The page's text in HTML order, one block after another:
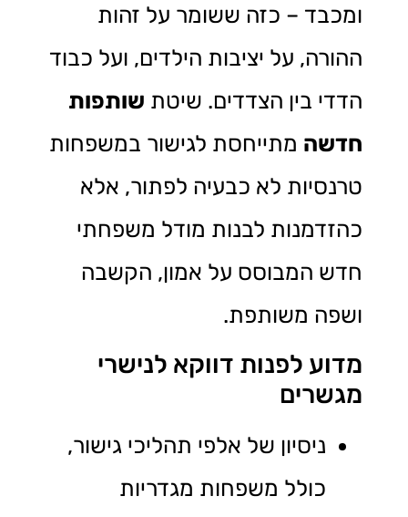
ומכבד – כזה ששומר על זהות
ההורה, על יציבות הילדים, ועל כבוד
הדדי בין הצדדים. שיטת שותפות
חדשה מתייחסת לגישור במשפחות
טרנסיות לא כבעיה לפתור, אלא
כהזדמנות לבנות מודל משפחתי
חדש המבוסס על אמון, הקשבה
ושפה משותפת.
מדוע לפנות דווקא לנישרי
מגשרים
ניסיון של אלפי תהליכי גישור,
כולל משפחות מגדריות